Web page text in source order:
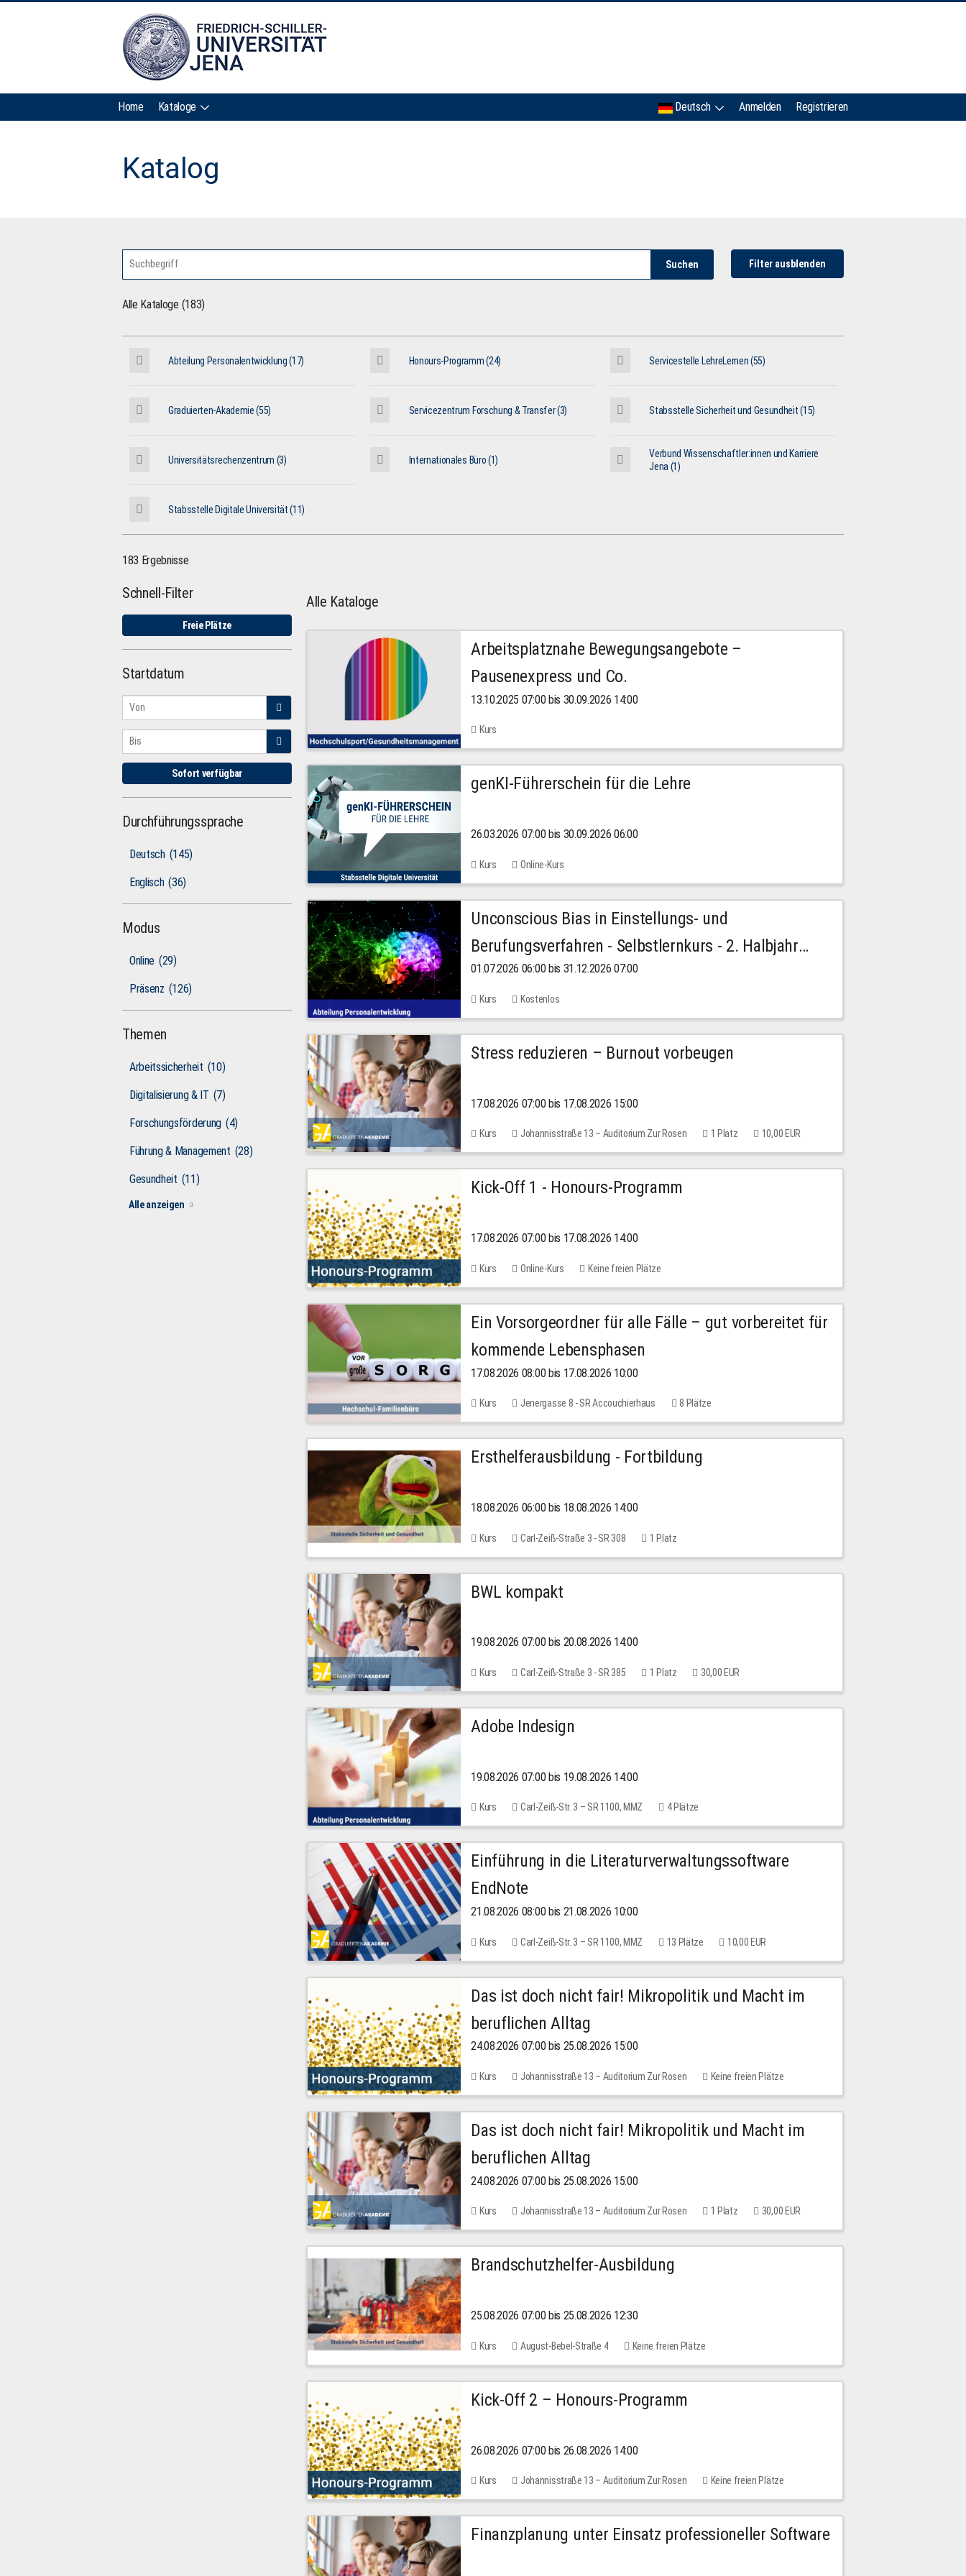
Home Kataloge Deutsch Anmelden Registrieren
Katalog
Suchen Filter ausblenden
Alle Kataloge (183)
Abteilung Personalentwicklung (17) Honours-Programm (24) Servicestelle LehreLernen (55)
Graduierten-Akademie (55) Servicezentrum Forschung & Transfer (3) Stabsstelle Sicherheit und Gesundheit (15)
Universitätsrechenzentrum (3) Internationales Büro (1)
Verbund Wissenschaftler:innen und Karriere
Jena (1)
Stabsstelle Digitale Universität (11)
183 Ergebnisse
Schnell-Filter
Freie Plätze
Startdatum
Sofort verfügbar
Durchführungssprache
Deutsch (145)
Englisch (36)
Modus
Online (29)
Präsenz (126)
Themen
Arbeitssicherheit (10)
Digitalisierung & IT (7)
Forschungsförderung (4)
Führung & Management (28)
Gesundheit (11)
Alle anzeigen
Alle Kataloge
Arbeitsplatznahe Bewegungsangebote –
Pausenexpress und Co.
13.10.2025 07:00 bis 30.09.2026 14:00
Kurs
genKI-Führerschein für die Lehre
26.03.2026 07:00 bis 30.09.2026 06:00
Kurs Online-Kurs
Unconscious Bias in Einstellungs- und
Berufungsverfahren - Selbstlernkurs - 2. Halbjahr
2026
01.07.2026 06:00 bis 31.12.2026 07:00
Kurs Kostenlos
Stress reduzieren – Burnout vorbeugen
17.08.2026 07:00 bis 17.08.2026 15:00
Kurs Johannisstraße 13 – Auditorium Zur Rosen 1 Platz 10,00 EUR
Kick-Off 1 - Honours-Programm
17.08.2026 07:00 bis 17.08.2026 14:00
Kurs Online-Kurs Keine freien Plätze
Ein Vorsorgeordner für alle Fälle – gut vorbereitet für
kommende Lebensphasen
17.08.2026 08:00 bis 17.08.2026 10:00
Kurs Jenergasse 8 - SR Accouchierhaus 8 Plätze
Ersthelferausbildung - Fortbildung
18.08.2026 06:00 bis 18.08.2026 14:00
Kurs Carl-Zeiß-Straße 3 - SR 308 1 Platz
BWL kompakt
19.08.2026 07:00 bis 20.08.2026 14:00
Kurs Carl-Zeiß-Straße 3 - SR 385 1 Platz 30,00 EUR
Adobe Indesign
19.08.2026 07:00 bis 19.08.2026 14:00
Kurs Carl-Zeiß-Str. 3 – SR 1100, MMZ 4 Plätze
Einführung in die Literaturverwaltungssoftware
EndNote
21.08.2026 08:00 bis 21.08.2026 10:00
Kurs Carl-Zeiß-Str. 3 – SR 1100, MMZ 13 Plätze 10,00 EUR
Das ist doch nicht fair! Mikropolitik und Macht im
beruflichen Alltag
24.08.2026 07:00 bis 25.08.2026 15:00
Kurs Johannisstraße 13 – Auditorium Zur Rosen Keine freien Plätze
Das ist doch nicht fair! Mikropolitik und Macht im
beruflichen Alltag
24.08.2026 07:00 bis 25.08.2026 15:00
Kurs Johannisstraße 13 – Auditorium Zur Rosen 1 Platz 30,00 EUR
Brandschutzhelfer-Ausbildung
25.08.2026 07:00 bis 25.08.2026 12:30
Kurs August-Bebel-Straße 4 Keine freien Plätze
Kick-Off 2 – Honours-Programm
26.08.2026 07:00 bis 26.08.2026 14:00
Kurs Johannisstraße 13 – Auditorium Zur Rosen Keine freien Plätze
Finanzplanung unter Einsatz professioneller Software